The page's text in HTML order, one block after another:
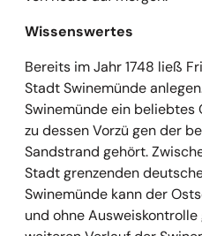
Wissenswertes
Bereits im Jahr 1748 ließ
Stadt Swinemünde
Swinemünde ein beliebtes
zu dessen Vorzü gen der
Sandstrand gehört.
Stadt grenzenden
Swinemünde kann der
und ohne